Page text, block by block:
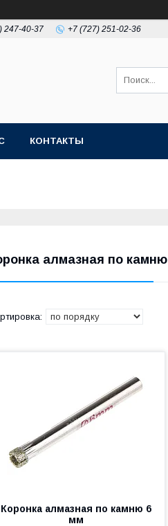
247-40-37 +7 (727) 251-02-36
КОНТАКТЫ
алмазная по камню
Коронка алмазная по камню 6
мм